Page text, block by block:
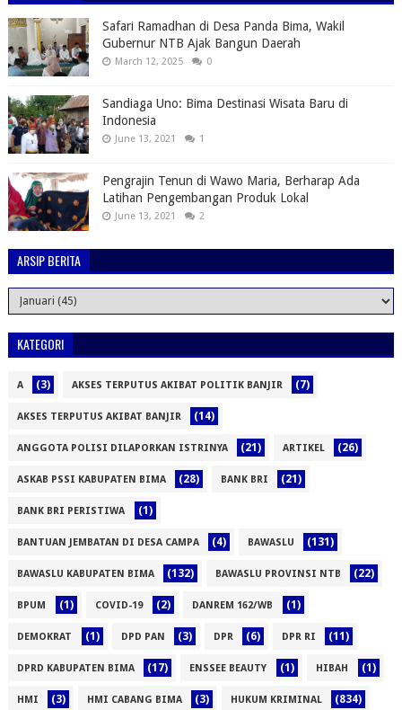
Safari Ramadhan di Desa Panda Bima, Wakil
Gubernur NTB Ajak Bangun Daerah
March 12, 2025 0
Sandiaga Uno: Bima Destinasi Wisata Baru di
Indonesia
June 13, 2021 1
Pengrajin Tenun di Wawo Maria, Berharap Ada
Latihan Pengembangan Produk Lokal
June 13, 2021 2
ARSIP BERITA
KATEGORI
A (3) AKSES TERPUTUS AKIBAT POLITIK BANJIR (7)
AKSES TERPUTUS AKIBAT BANJIR (14)
ANGGOTA POLISI DILAPORKAN ISTRINYA (21) ARTIKEL (26)
ASKAB PSSI KABUPATEN BIMA (28) BANK BRI (21)
BANK BRI PERISTIWA (1)
BANTUAN JEMBATAN DI DESA CAMPA (4) BAWASLU (131)
BAWASLU KABUPATEN BIMA (132) BAWASLU PROVINSI NTB (22)
BPUM (1) COVID-19 (2) DANREM 162/WB (1)
DEMOKRAT (1) DPD PAN (3) DPR (6) DPR RI (11)
DPRD KABUPATEN BIMA (17) ENSSEE BEAUTY (1) HIBAH (1)
HMI (3) HMI CABANG BIMA (3) HUKUM KRIMINAL (834)